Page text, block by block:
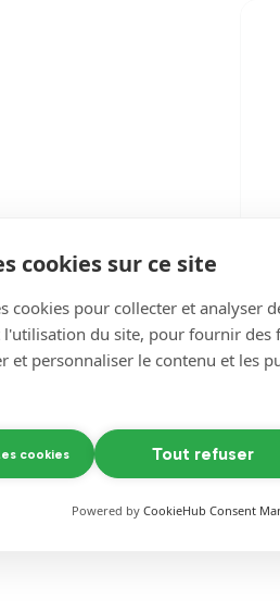
cookies sur ce site
cookies pour collecter et analyser
l'utilisation du site, pour fournir des
et personnaliser le contenu et les
cookies Tout refuser
Powered by CookieHub Consent